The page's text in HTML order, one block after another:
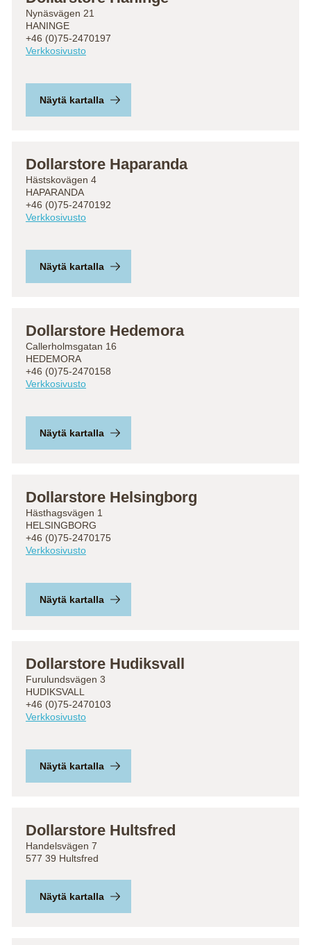
Nynäsvägen 21
HANINGE
+46 (0)75-2470197
Verkkosivusto
Näytä kartalla
Dollarstore Haparanda
Hästskovägen 4
HAPARANDA
+46 (0)75-2470192
Verkkosivusto
Näytä kartalla
Dollarstore Hedemora
Callerholmsgatan 16
HEDEMORA
+46 (0)75-2470158
Verkkosivusto
Näytä kartalla
Dollarstore Helsingborg
Hästhagsvägen 1
HELSINGBORG
+46 (0)75-2470175
Verkkosivusto
Näytä kartalla
Dollarstore Hudiksvall
Furulundsvägen 3
HUDIKSVALL
+46 (0)75-2470103
Verkkosivusto
Näytä kartalla
Dollarstore Hultsfred
Handelsvägen 7
577 39 Hultsfred
Näytä kartalla